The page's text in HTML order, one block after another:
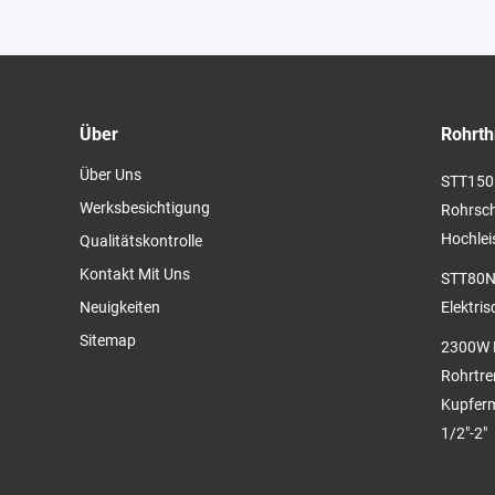
Über
Über Uns
Werksbesichtigung
Qualitätskontrolle
Kontakt Mit Uns
Neuigkeiten
Sitemap
2300W
1/2"-2"